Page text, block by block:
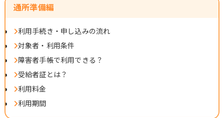
通所準備編
利用手続き・申し込みの流れ
対象者・利用条件
障害者手帳で利用できる？
受給者証とは？
利用料金
利用期間